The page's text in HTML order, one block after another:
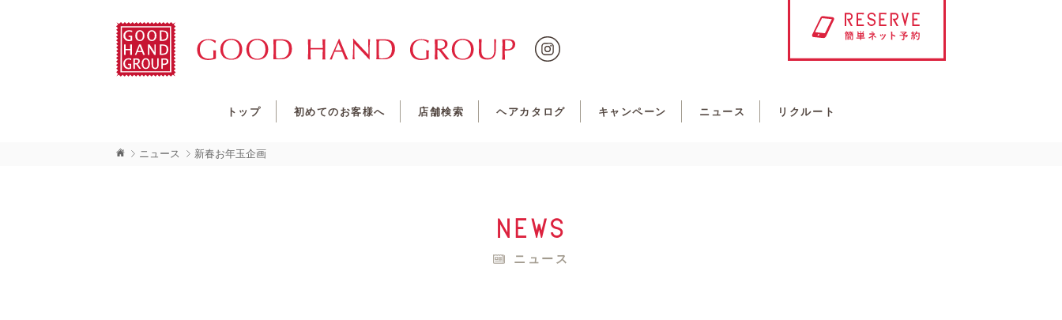
トップ 初めてのお客様へ 店舗検索 ヘアカタログ キャンペーン ニュース リクルート
ニュース 新春お年玉企画
news
ニュース